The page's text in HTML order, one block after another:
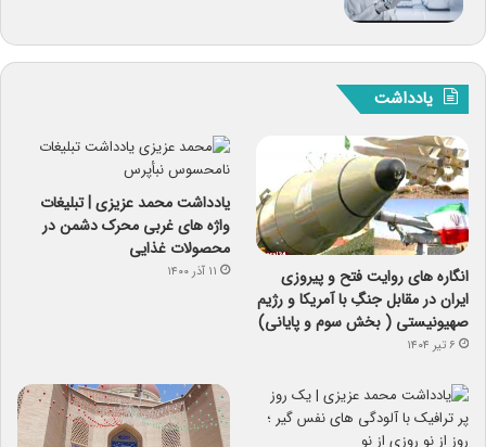
یادداشت
انگاره های روایت فتح و پیروزی
ایران در مقابل جنگِ با آمریکا و رژیم
صهیونیستی ( بخش سوم و پایانی)
۶ تیر ۱۴۰۴
یادداشت محمد عزیزی | تبلیغات
واژه های غربی محرک دشمن در
محصولات غذایی
۱۱ آذر ۱۴۰۰